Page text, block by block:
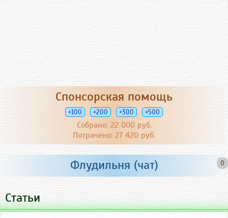
Спонсорская помощь
+100 +200 +300 +500
Собрано: 22 000 руб.
Потрачено: 27 420 руб.
0
Флудильня (чат)
Статьи